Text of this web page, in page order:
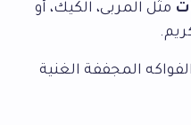
مثل المربى، الكيك، أو
المجففة الغنية